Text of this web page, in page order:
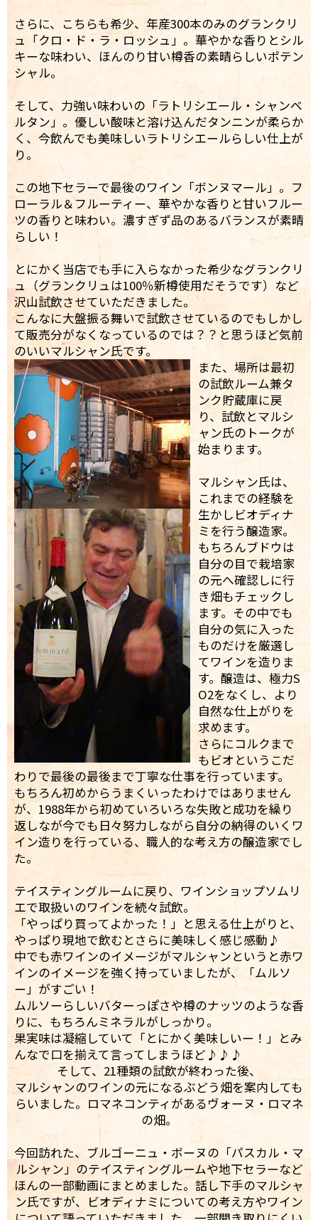
さらに、こちらも希少、年産300本のみのグランクリ
ュ「クロ・ド・ラ・ロッシュ」。華やかな香りとシル
キーな味わい、ほんのり甘い樽香の素晴らしいポテン
シャル。
そして、力強い味わいの「ラトリシエール・シャンベ
ルタン」。優しい酸味と溶け込んだタンニンが柔らか
く、今飲んでも美味しいラトリシエールらしい仕上が
り。
この地下セラーで最後のワイン「ボンヌマール」。フ
ローラル＆フルーティー、華やかな香りと甘いフルー
ツの香りと味わい。濃すぎず品のあるバランスが素晴
らしい！
とにかく当店でも手に入らなかった希少なグランクリ
ュ（グランクリュは100％新樽使用だそうです）など
沢山試飲させていただきました。
こんなに大盤振る舞いで試飲させているのでもしかし
て販売分がなくなっているのでは？？と思うほど気前
のいいマルシャン氏です。
また、場所は最初
の試飲ルーム兼タ
ンク貯蔵庫に戻
り、試飲とマルシ
ャン氏のトークが
始まります。
マルシャン氏は、
これまでの経験を
生かしビオディナ
ミを行う醸造家。
もちろんブドウは
自分の目で栽培家
の元へ確認しに行
き畑もチェックし
ます。その中でも
自分の気に入った
ものだけを厳選し
てワインを造りま
す。醸造は、極力S
O2をなくし、より
自然な仕上がりを
求めます。
さらにコルクまで
もビオというこだ
わりで最後の最後まで丁寧な仕事を行っています。
もちろん初めからうまくいったわけではありません
が、1988年から初めていろいろな失敗と成功を繰り
返しなが今でも日々努力しながら自分の納得のいくワ
イン造りを行っている、職人的な考え方の醸造家でし
た。
テイスティングルームに戻り、ワインショップソムリ
エで取扱いのワインを続々試飲。
「やっぱり買ってよかった！」と思える仕上がりと、
やっぱり現地で飲むとさらに美味しく感じ感動♪
中でも赤ワインのイメージがマルシャンというと赤ワ
インのイメージを強く持っていましたが、「ムルソ
ー」がすごい！
ムルソーらしいバターっぽさや樽のナッツのような香
りに、もちろんミネラルがしっかり。
果実味は凝縮していて「とにかく美味しいー！」とみ
んなで口を揃えて言ってしまうほど♪♪♪
そして、21種類の試飲が終わった後、
マルシャンのワインの元になるぶどう畑を案内しても
らいました。ロマネコンティがあるヴォーヌ・ロマネ
の畑。
今回訪れた、ブルゴーニュ・ボーヌの「パスカル・マ
ルシャン」のテイスティングルームや地下セラーなど
ほんの一部動画にまとめました。話し下手のマルシャ
ン氏ですが、ビオディナミについての考え方やワイン